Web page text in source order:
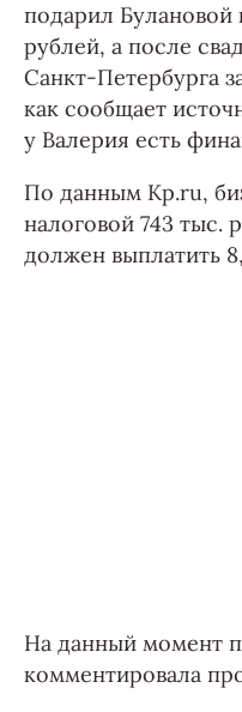
подарил Булановой
рублей, а после
Санкт-Петербурга
как сообщает
у Валерия есть
По данным Kp.ru,
налоговой 743 тыс.
должен выплатить
На данный момент
комментировала